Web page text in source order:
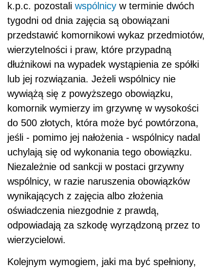
k.p.c. pozostali wspólnicy w terminie dwóch
tygodni od dnia zajęcia są obowiązani
przedstawić komornikowi wykaz przedmiotów,
wierzytelności i praw, które przypadną
dłużnikowi na wypadek wystąpienia ze spółki
lub jej rozwiązania. Jeżeli wspólnicy nie
wywiążą się z powyższego obowiązku,
komornik wymierzy im grzywnę w wysokości
do 500 złotych, która może być powtórzona,
jeśli - pomimo jej nałożenia - wspólnicy nadal
uchylają się od wykonania tego obowiązku.
Niezależnie od sankcji w postaci grzywny
wspólnicy, w razie naruszenia obowiązków
wynikających z zajęcia albo złożenia
oświadczenia niezgodnie z prawdą,
odpowiadają za szkodę wyrządzoną przez to
wierzycielowi.
Kolejnym wymogiem, jaki ma być spełniony,